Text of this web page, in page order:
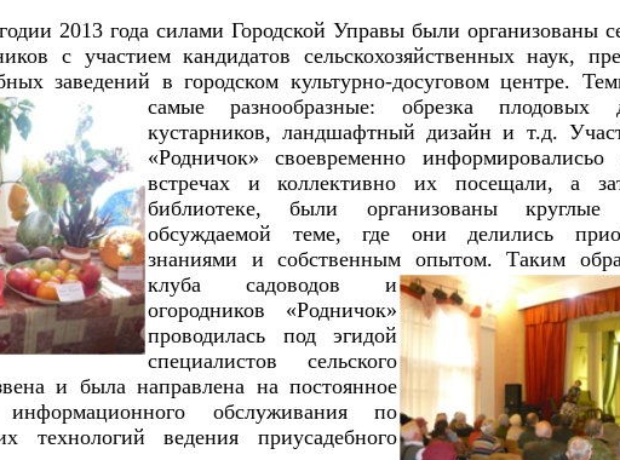
2013 года силами Городской Управы были организованы
с участием кандидатов сельскохозяйственных наук,
заведений в городском культурно-досуговом центре.
самые разнообразные: обрезка плодовых
кустарников, ландшафтный дизайн и т.д.
«Родничок» своевременно информировалисьо
встречах и коллективно их посещали, а
библиотеке, были организованы
обсуждаемой теме, где они делились
знаниями и собственным опытом. Таким
клуба садоводов и
огородников «Родничок»
проводилась под эгидой
специалистов сельского
и была направлена на постоянное
информационного обслуживания по
технологий ведения приусадебного